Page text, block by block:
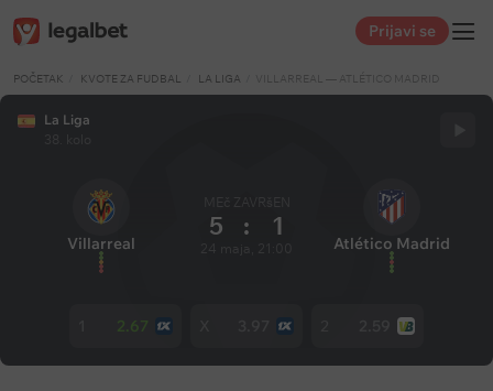
Prijavi se
POČETAK KVOTE ZA FUDBAL LA LIGA VILLARREAL — ATLÉTICO MADRID
La Liga
Villarreal
5 : 1
Atlético Madrid
2.67